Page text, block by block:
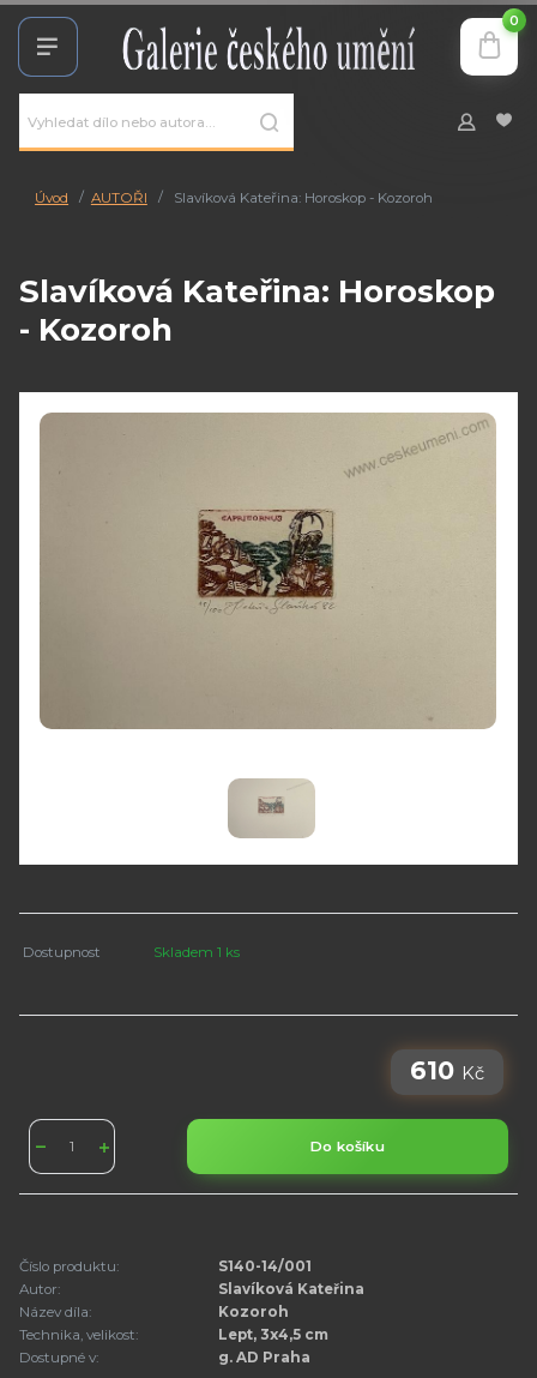
0
Úvod AUTOŘI Slavíková Kateřina: Horoskop - Kozoroh
Slavíková Kateřina: Horoskop
- Kozoroh
Dostupnost Skladem 1 ks
610 Kč
Do košíku
Číslo produktu:
S140-14/001
Autor:
Slavíková Kateřina
Název díla:
Kozoroh
Technika, velikost:
Lept, 3x4,5 cm
Dostupné v:
g. AD Praha